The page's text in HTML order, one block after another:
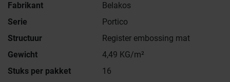
Fabrikant
Belakos
Serie
Portico
Structuur
Register embossing mat
Gewicht
4,49 KG/m²
Stuks per pakket
16